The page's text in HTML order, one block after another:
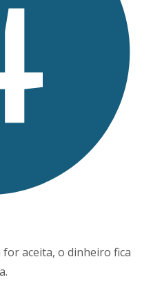
aceita, o dinheiro fica